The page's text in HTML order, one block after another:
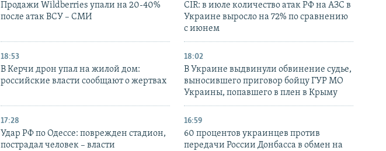
Продажи Wildberries упали на 20-40%
после атак ВСУ – СМИ
CIR: в июле количество атак РФ на АЗС в
Украине выросло на 72% по сравнению
с июнем
18:53
В Керчи дрон упал на жилой дом:
российские власти сообщают о жертвах
18:02
В Украине выдвинули обвинение судье,
выносившего приговор бойцу ГУР МО
Украины, попавшего в плен в Крыму
17:28
Удар РФ по Одессе: поврежден стадион,
пострадал человек – власти
16:59
60 процентов украинцев против
передачи России Донбасса в обмен на